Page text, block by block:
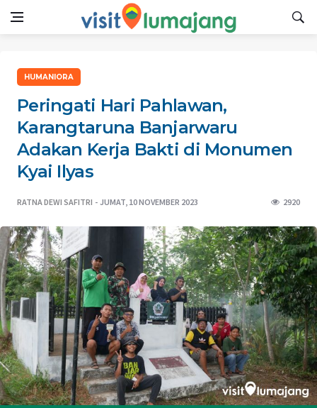
HUMANIORA
Peringati Hari Pahlawan,
Karangtaruna Banjarwaru
Adakan Kerja Bakti di Monumen
Kyai Ilyas
RATNA DEWI SAFITRI JUMAT, 10 NOVEMBER 2023 2920